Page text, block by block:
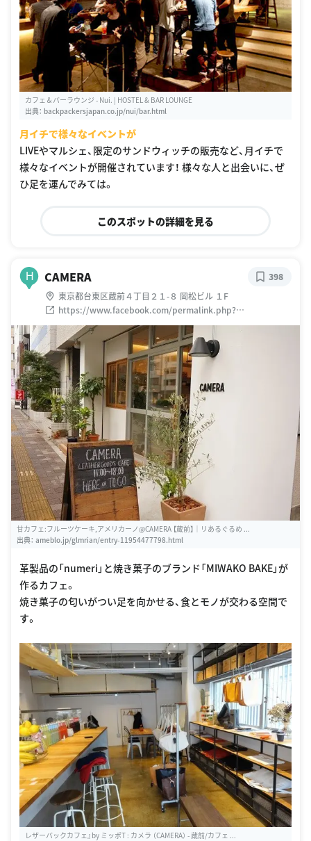
カフェ＆バーラウンジ - Nui. | HOSTEL & BAR LOUNGE
出典： backpackersjapan.co.jp/nui/bar.html
月イチで様々なイベントが
LIVEやマルシェ、限定のサンドウィッチの販売など、月イチで
様々なイベントが開催されています！ 様々な人と出会いに、ぜ
ひ足を運んでみては。
このスポットの詳細を見る
H CAMERA
東京都台東区蔵前４丁目２１-８ 岡松ビル １F
https://www.facebook.com/permalink.php?
story_fbid=594595617328956&id=577226969065821
398
甘カフェ:フルーツケーキ,アメリカーノ@CAMERA 【蔵前】｜リあるぐるめ ...
出典： ameblo.jp/glmrian/entry-11954477798.html
革製品の「numeri」と焼き菓子のブランド「MIWAKO BAKE」が
作るカフェ。
焼き菓子の匂いがつい足を向かせる、食とモノが交わる空間で
す。
レザーバックカフェ』by ミッポT : カメラ （CAMERA） - 蔵前/カフェ ...